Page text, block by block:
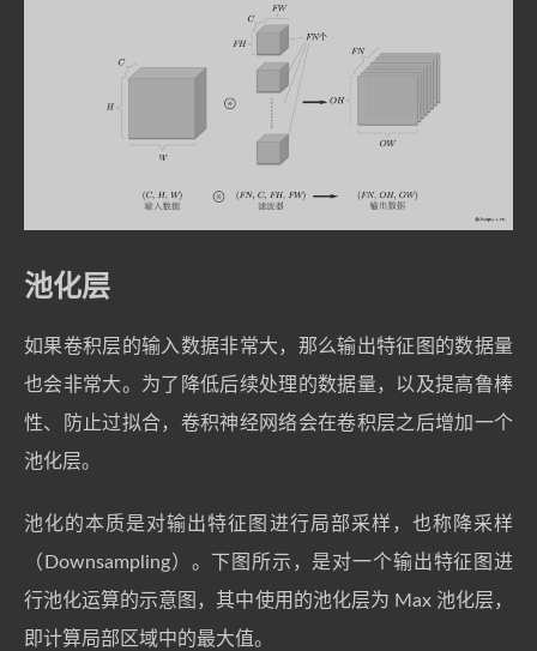
池化层
如果卷积层的输入数据非常大，那么输出特征图的数据量
也会非常大。为了降低后续处理的数据量，以及提高鲁棒
性、防止过拟合，卷积神经网络会在卷积层之后增加一个
池化层。
池化的本质是对输出特征图进行局部采样，也称降采样
（Downsampling）。下图所示，是对一个输出特征图进
行池化运算的示意图，其中使用的池化层为 Max 池化层，
即计算局部区域中的最大值。